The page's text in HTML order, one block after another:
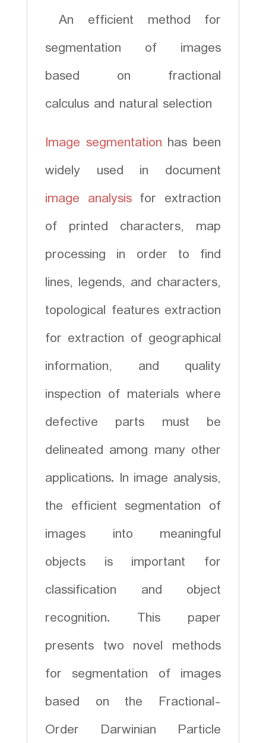
اساس
الگوریتم
سازی
تجمعی
عدد
An efficient method for
segmentation of images
based on fractional
calculus and natural selection
Image segmentation has been
widely used in document
image analysisfor extraction
of printed characters, map
processing in order to find
lines, legends, and characters,
topological features extraction
for extraction of geographical
information, and quality
inspection of materials where
defective parts must be
delineated among many other
applications. In image analysis,
the efficient segmentation of
images into meaningful
objects is important for
classification and object
recognition. This paper
presents two novel methods
for segmentation of images
based on the Fractional-
Order Darwinian Particle